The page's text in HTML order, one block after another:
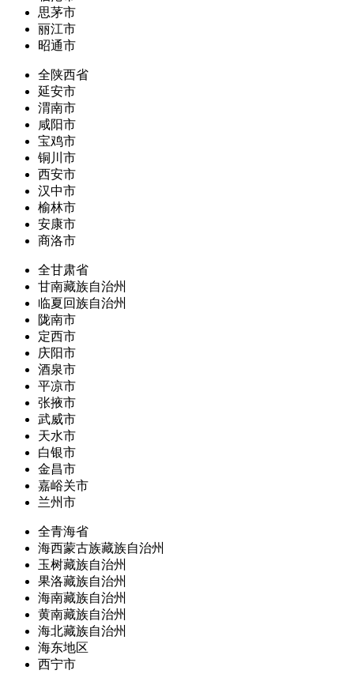
思茅市
丽江市
昭通市
全陕西省
延安市
渭南市
咸阳市
宝鸡市
铜川市
西安市
汉中市
榆林市
安康市
商洛市
全甘肃省
甘南藏族自治州
临夏回族自治州
陇南市
定西市
庆阳市
酒泉市
平凉市
张掖市
武威市
天水市
白银市
金昌市
嘉峪关市
兰州市
全青海省
海西蒙古族藏族自治州
玉树藏族自治州
果洛藏族自治州
海南藏族自治州
黄南藏族自治州
海北藏族自治州
海东地区
西宁市